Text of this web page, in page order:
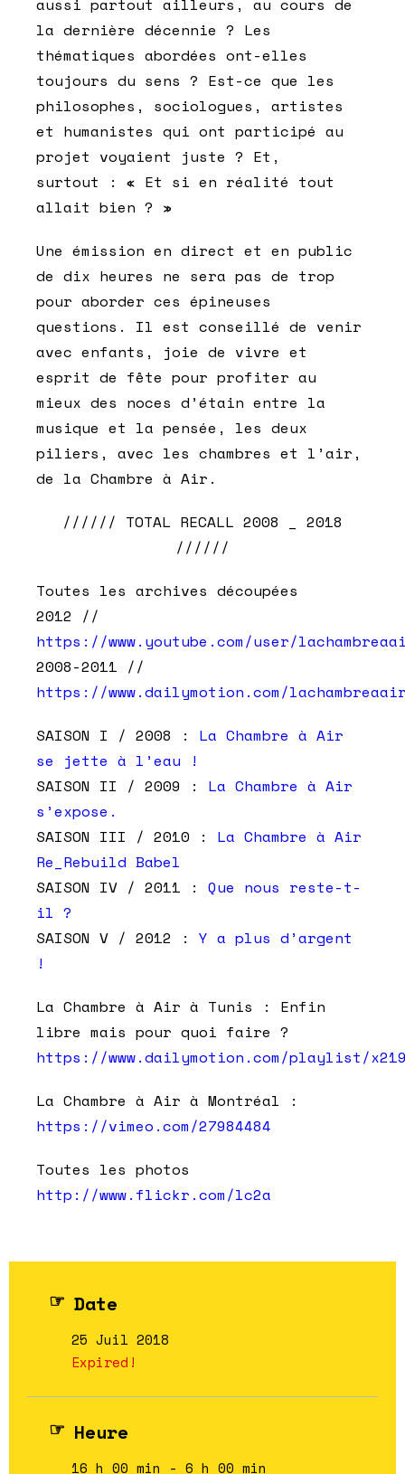
la dernière décennie ? Les
thématiques abordées ont-elles
toujours du sens ? Est-ce que les
philosophes, sociologues, artistes
et humanistes qui ont participé au
projet voyaient juste ? Et,
surtout : « Et si en réalité tout
allait bien ? »
Une émission en direct et en public
de dix heures ne sera pas de trop
pour aborder ces épineuses
questions. Il est conseillé de venir
avec enfants, joie de vivre et
esprit de fête pour profiter au
mieux des noces d’étain entre la
musique et la pensée, les deux
piliers, avec les chambres et l’air,
de la Chambre à Air.
////// TOTAL RECALL 2008 _ 2018
//////
Toutes les archives découpées
2012 //
https://www.youtube.com/user/
2008-2011 //
https://www.dailymotion.com/
SAISON I / 2008 : La Chambre à Air
se jette à l’eau !
SAISON II / 2009 : La Chambre à Air
s’expose.
SAISON III / 2010 : La Chambre à Air
Re_Rebuild Babel
SAISON IV / 2011 : Que nous reste-t-
il ?
SAISON V / 2012 : Y a plus d’argent
!
La Chambre à Air à Tunis : Enfin
libre mais pour quoi faire ?
https://www.dailymotion.com/playlist/
La Chambre à Air à Montréal :
https://vimeo.com/27984484
Toutes les photos
http://www.flickr.com/lc2a
Date
25 Juil 2018
Expired!
Heure
16 h 00 min - 6 h 00 min